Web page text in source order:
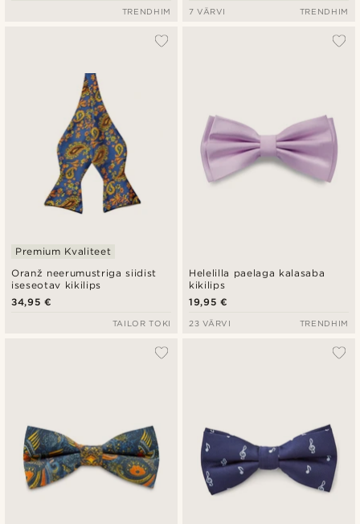
TRENDHIM 7 VÄRVI TRENDHIM
Oranž neerumustriga siidist
iseseotav kikilips
Premium Kvaliteet
34,95 €
TAILOR TOKI
Helelilla paelaga kalasaba
kikilips
19,95 €
23 VÄRVI TRENDHIM